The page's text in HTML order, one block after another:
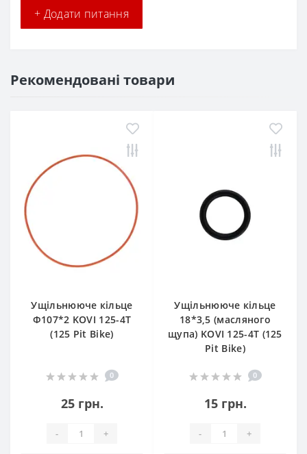
+ Додати питання
Рекомендовані товари
Ущільнююче кільце
Ф107*2 KOVI 125-4Т
(125 Pit Bike)
0
25 грн.
- +
Ущільнююче кільце
18*3,5 (масляного
щупа) KOVI 125-4Т (125
Pit Bike)
0
15 грн.
- +